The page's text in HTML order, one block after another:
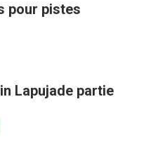
pour pistes
Lapujade partie